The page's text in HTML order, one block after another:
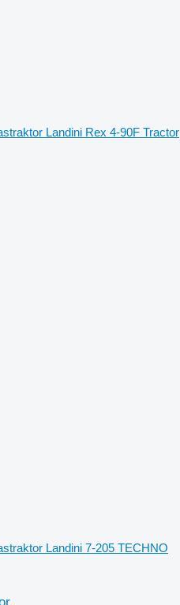
Landini Rex 4-90F Tractor
Landini 7-205 TECHNO